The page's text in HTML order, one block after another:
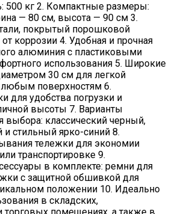
500 кг 2. Компактные размеры:
— 80 см, высота — 90 см 3.
покрытый порошковой
коррозии 4. Удобная и прочная
алюминия с пластиковыми
использования 5. Широкие
30 см для легкой
любым поверхностям 6.
для удобства погрузки и
высоты 7. Варианты
классический черный,
стильный ярко-синий 8.
тележки для экономии
транспортировке 9.
в комплекте: ремни для
с защитной обшивкой для
положении 10. Идеально
в складских,